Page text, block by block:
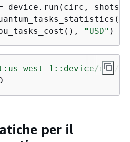
device.run(circ, shots=
"USD" )
west-1::device/qpu/
per il